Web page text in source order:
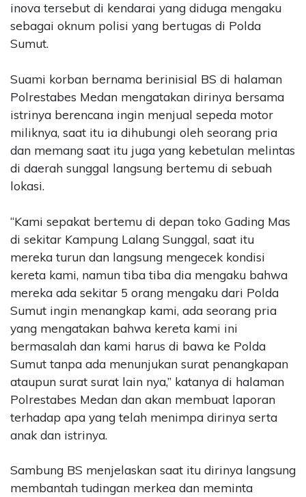
inova tersebut di kendarai yang diduga mengaku
sebagai oknum polisi yang bertugas di Polda
Sumut.
Suami korban bernama berinisial BS di halaman
Polrestabes Medan mengatakan dirinya bersama
istrinya berencana ingin menjual sepeda motor
miliknya, saat itu ia dihubungi oleh seorang pria
dan memang saat itu juga yang kebetulan melintas
di daerah sunggal langsung bertemu di sebuah
lokasi.
“Kami sepakat bertemu di depan toko Gading Mas
di sekitar Kampung Lalang Sunggal, saat itu
mereka turun dan langsung mengecek kondisi
kereta kami, namun tiba tiba dia mengaku bahwa
mereka ada sekitar 5 orang mengaku dari Polda
Sumut ingin menangkap kami, ada seorang pria
yang mengatakan bahwa kereta kami ini
bermasalah dan kami harus di bawa ke Polda
Sumut tanpa ada menunjukan surat penangkapan
ataupun surat surat lain nya,” katanya di halaman
Polrestabes Medan dan akan membuat laporan
terhadap apa yang telah menimpa dirinya serta
anak dan istrinya.
Sambung BS menjelaskan saat itu dirinya langsung
membantah tudingan merkea dan meminta